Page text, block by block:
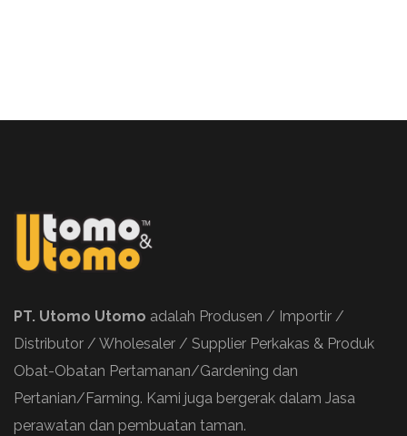
PT. Utomo Utomo adalah Produsen / Importir /
Distributor / Wholesaler / Supplier Perkakas & Produk
Obat-Obatan Pertamanan/Gardening dan
Pertanian/Farming. Kami juga bergerak dalam Jasa
perawatan dan pembuatan taman.